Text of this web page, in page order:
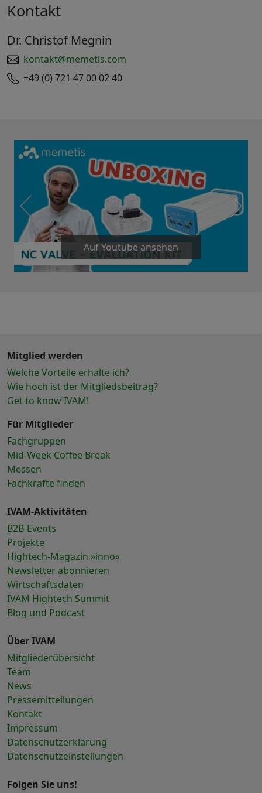
Kontakt
Dr. Christof Megnin
kontakt@memetis.com
+49 (0) 721 47 00 02 40
Auf Youtube ansehen
Mitglied werden
Welche Vorteile erhalte ich?
Wie hoch ist der Mitgliedsbeitrag?
Get to know IVAM!
Für Mitglieder
Fachgruppen
Mid-Week Coffee Break
Messen
Fachkräfte finden
IVAM-Aktivitäten
B2B-Events
Projekte
Hightech-Magazin »inno«
Newsletter abonnieren
Wirtschaftsdaten
IVAM Hightech Summit
Blog und Podcast
Über IVAM
Mitgliederübersicht
Team
News
Pressemitteilungen
Kontakt
Impressum
Datenschutzerklärung
Datenschutzeinstellungen
Folgen Sie uns!